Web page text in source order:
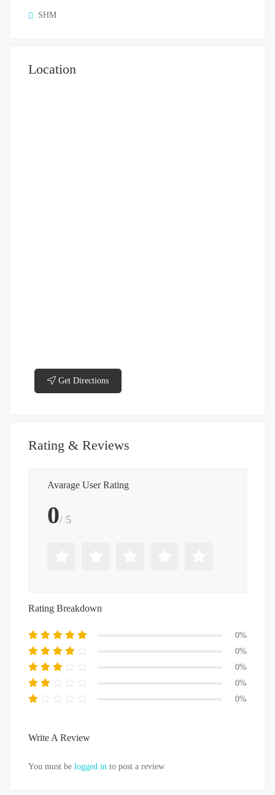
SHM
Location
Get Directions
Rating & Reviews
Avarage User Rating
0/ 5
Rating Breakdown
0%
0%
0%
0%
0%
Write A Review
You must be logged in to post a review